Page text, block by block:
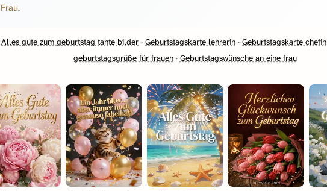
Frau.
Alles gute zum geburtstag tante bilder · Geburtstagskarte lehrerin · Geburtstagskarte chefin
geburtstagsgrüße für frauen· Geburtstagswünsche an eine frau